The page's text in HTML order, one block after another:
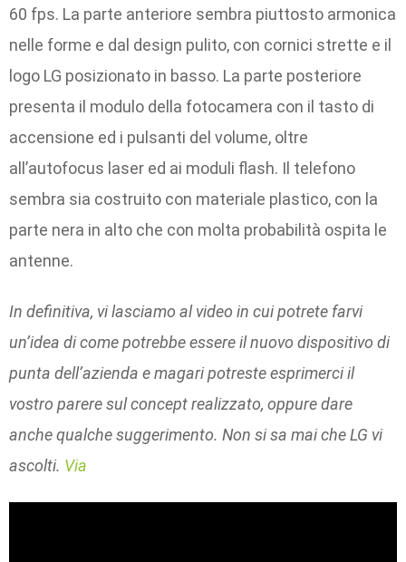
60 fps. La parte anteriore sembra piuttosto armonica
nelle forme e dal design pulito, con cornici strette e il
logo LG posizionato in basso. La parte posteriore
presenta il modulo della fotocamera con il tasto di
accensione ed i pulsanti del volume, oltre
all’autofocus laser ed ai moduli flash. Il telefono
sembra sia costruito con materiale plastico, con la
parte nera in alto che con molta probabilità ospita le
antenne.
In definitiva, vi lasciamo al video in cui potrete farvi
un’idea di come potrebbe essere il nuovo dispositivo di
punta dell’azienda e magari potreste esprimerci il
vostro parere sul concept realizzato, oppure dare
anche qualche suggerimento. Non si sa mai che LG vi
ascolti. Via